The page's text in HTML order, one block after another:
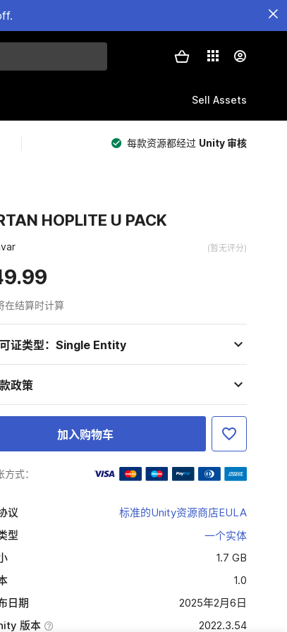
Sell Assets
每款资源都经过 Unity 审核
HOPLITE U PACK
(暂无评分)
在结算时计算
证类型：Single Entity
政策
加入购物车
式：
议
标准的Unity资源商店EULA
型
一个实体
1.7 GB
1.0
日期
2025年2月6日
版本
2022.3.54